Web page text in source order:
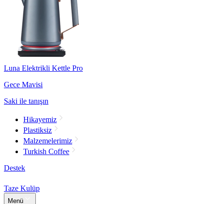
Luna Elektrikli Kettle Pro
Gece Mavisi
Saki ile tanışın
Hikayemiz
Plastiksiz
Malzemelerimiz
Turkish Coffee
Destek
Taze Kulüp
Menü